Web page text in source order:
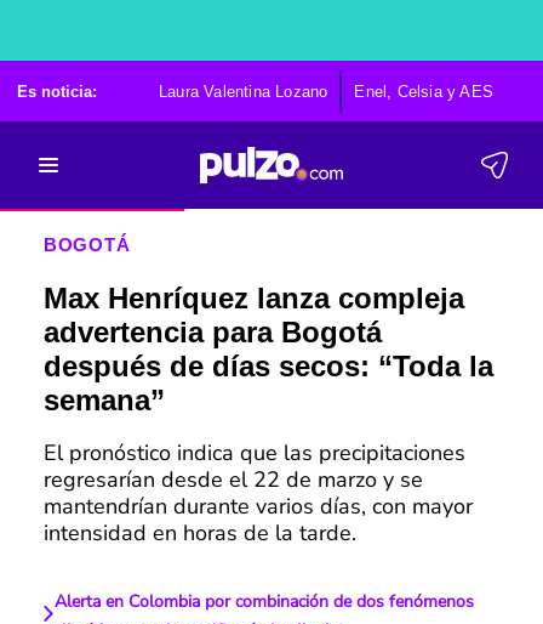
Es noticia: Laura Valentina Lozano Enel, Celsia y AES
BOGOTÁ
Max Henríquez lanza compleja
advertencia para Bogotá
después de días secos: “Toda la
semana”
El pronóstico indica que las precipitaciones
regresarían desde el 22 de marzo y se
mantendrían durante varios días, con mayor
intensidad en horas de la tarde.
Alerta en Colombia por combinación de dos fenómenos